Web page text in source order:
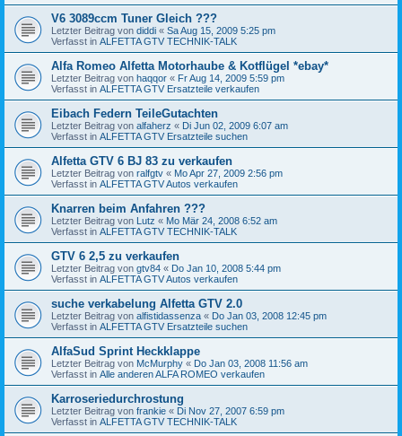
V6 3089ccm Tuner Gleich ???
Letzter Beitrag von diddi « Sa Aug 15, 2009 5:25 pm
Verfasst in ALFETTA GTV TECHNIK-TALK
Alfa Romeo Alfetta Motorhaube & Kotflügel *ebay*
Letzter Beitrag von haqqor « Fr Aug 14, 2009 5:59 pm
Verfasst in ALFETTA GTV Ersatzteile verkaufen
Eibach Federn TeileGutachten
Letzter Beitrag von alfaherz « Di Jun 02, 2009 6:07 am
Verfasst in ALFETTA GTV Ersatzteile suchen
Alfetta GTV 6 BJ 83 zu verkaufen
Letzter Beitrag von ralfgtv « Mo Apr 27, 2009 2:56 pm
Verfasst in ALFETTA GTV Autos verkaufen
Knarren beim Anfahren ???
Letzter Beitrag von Lutz « Mo Mär 24, 2008 6:52 am
Verfasst in ALFETTA GTV TECHNIK-TALK
GTV 6 2,5 zu verkaufen
Letzter Beitrag von gtv84 « Do Jan 10, 2008 5:44 pm
Verfasst in ALFETTA GTV Autos verkaufen
suche verkabelung Alfetta GTV 2.0
Letzter Beitrag von alfistidassenza « Do Jan 03, 2008 12:45 pm
Verfasst in ALFETTA GTV Ersatzteile suchen
AlfaSud Sprint Heckklappe
Letzter Beitrag von McMurphy « Do Jan 03, 2008 11:56 am
Verfasst in Alle anderen ALFA ROMEO verkaufen
Karroseriedurchrostung
Letzter Beitrag von frankie « Di Nov 27, 2007 6:59 pm
Verfasst in ALFETTA GTV TECHNIK-TALK